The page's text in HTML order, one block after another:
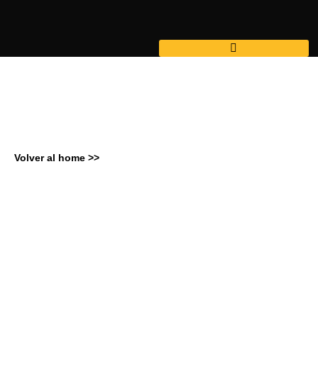
Volver al home >>